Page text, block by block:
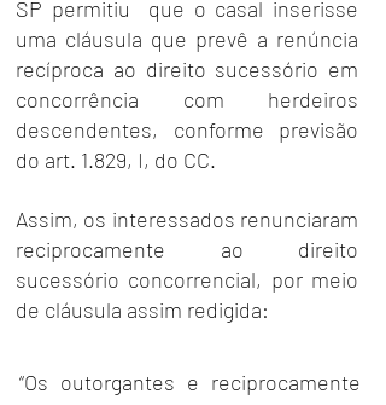
SP permitiu  que o casal inserisse
uma cláusula que prevê a renúncia
recíproca ao direito sucessório em
concorrência com herdeiros
descendentes, conforme previsão
do art. 1.829, I, do CC.
Assim, os interessados renunciaram
reciprocamente ao direito
sucessório concorrencial, por meio
de cláusula assim redigida:
“Os outorgantes e reciprocamente